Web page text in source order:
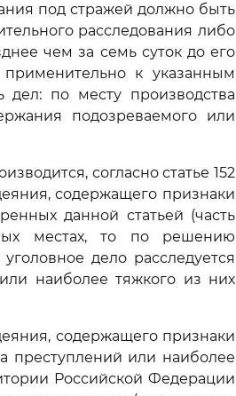
под стражей должно быть
расследования либо
чем за семь суток до его
к указанным
дел: по месту производства
подозреваемого или
согласно статье 152
содержащего признаки
данной статьей (часть
местах, то по решению
дело расследуется
наиболее тяжкого из них
содержащего признаки
преступлений или наиболее
Российской Федерации